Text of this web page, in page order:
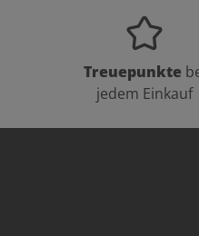
Treuepunkte
jedem Einkauf